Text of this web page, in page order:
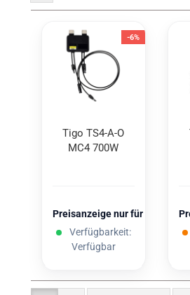
-6%
Tigo TS4-​A-O
MC4 700W
Preisanzeige nur für
Verfügbarkeit:
Verfügbar